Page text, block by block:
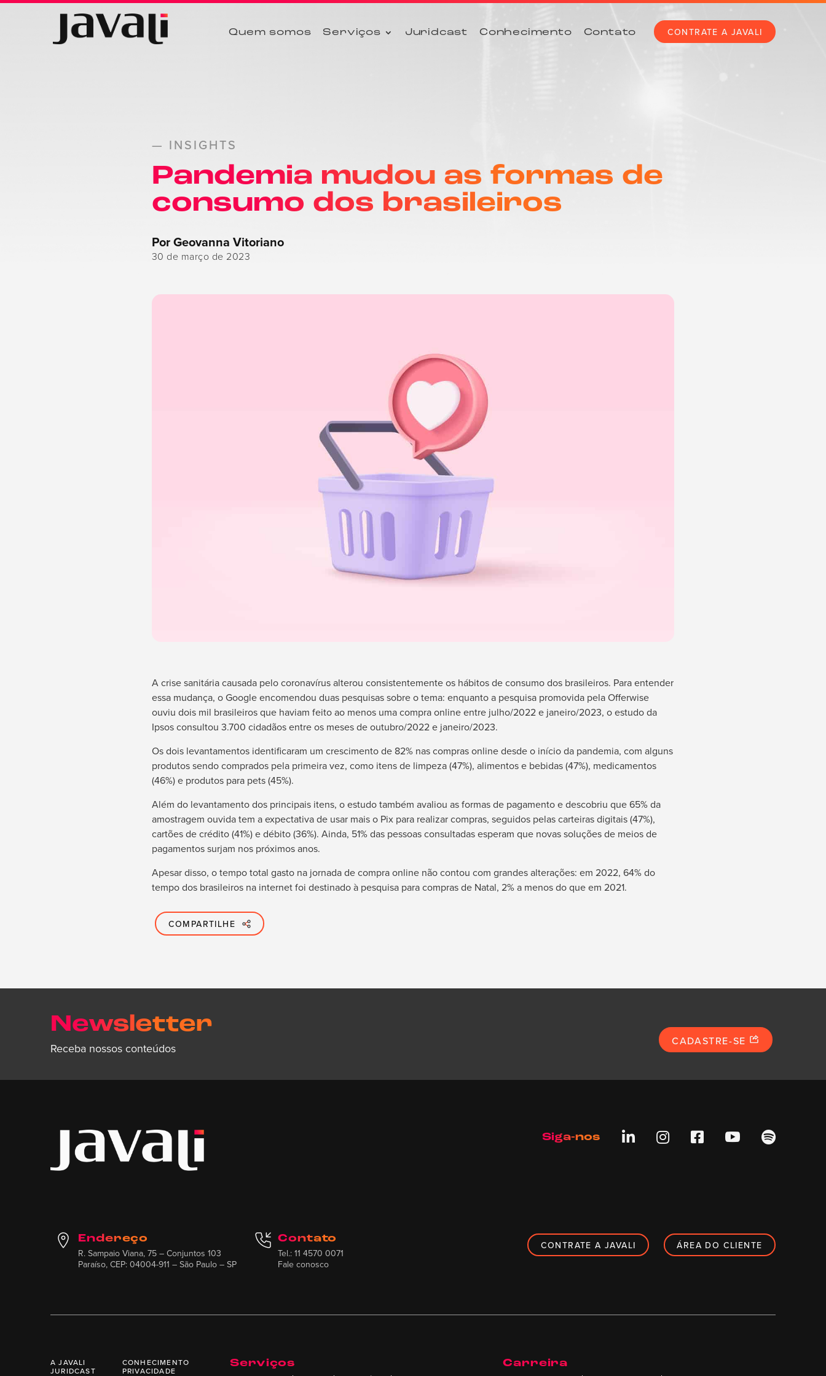
Quem somos Serviços Juridcast Conhecimento Contato CONTRATE A JAVALI
— INSIGHTS
Pandemia mudou as formas de
consumo dos brasileiros
Por Geovanna Vitoriano
30 de março de 2023
A crise sanitária causada pelo coronavírus alterou consistentemente os hábitos de consumo dos brasileiros. Para entender
essa mudança, o Google encomendou duas pesquisas sobre o tema: enquanto a pesquisa promovida pela Offerwise
ouviu dois mil brasileiros que haviam feito ao menos uma compra online entre julho/2022 e janeiro/2023, o estudo da
Ipsos consultou 3.700 cidadãos entre os meses de outubro/2022 e janeiro/2023.
Os dois levantamentos identificaram um crescimento de 82% nas compras online desde o início da pandemia, com alguns
produtos sendo comprados pela primeira vez, como itens de limpeza (47%), alimentos e bebidas (47%), medicamentos
(46%) e produtos para pets (45%).
Além do levantamento dos principais itens, o estudo também avaliou as formas de pagamento e descobriu que 65% da
amostragem ouvida tem a expectativa de usar mais o Pix para realizar compras, seguidos pelas carteiras digitais (47%),
cartões de crédito (41%) e débito (36%). Ainda, 51% das pessoas consultadas esperam que novas soluções de meios de
pagamentos surjam nos próximos anos.
Apesar disso, o tempo total gasto na jornada de compra online não contou com grandes alterações: em 2022, 64% do
tempo dos brasileiros na internet foi destinado à pesquisa para compras de Natal, 2% a menos do que em 2021.
COMPARTILHE
Newsletter
Receba nossos conteúdos
CADASTRE-SE
Siga-nos     
Endereço
R. Sampaio Viana, 75 – Conjuntos 103
Paraíso, CEP: 04004-911 – São Paulo – SP
Contato
Tel.: 11 4570 0071
Fale conosco
CONTRATE A JAVALI ÁREA DO CLIENTE
A JAVALI
CONHECIMENTO
JURIDCAST
PRIVACIDADE
Serviços Carreira